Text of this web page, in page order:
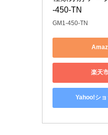
-450-TN
GM1-450-TN
楽天
Yahoo!シ